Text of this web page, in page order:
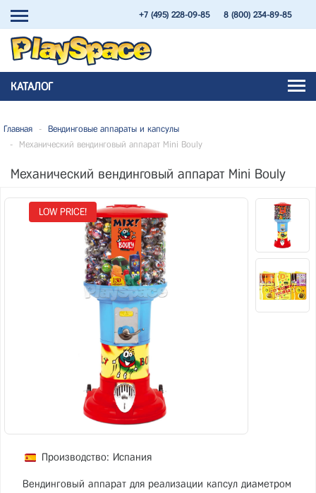
+7 (495) 228-09-85 8 (800) 234-89-85
КАТАЛОГ
Главная -
Вендинговые аппараты и капсулы
-
Механический вендинговый аппарат Mini Bouly
Механический вендинговый аппарат Mini Bouly
LOW PRICE!
Производство: Испания
Вендинговый аппарат для реализации капсул диаметром